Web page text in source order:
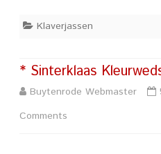
Klaverjassen
* Sinterklaas
Buytenrode Webmaster
Comments